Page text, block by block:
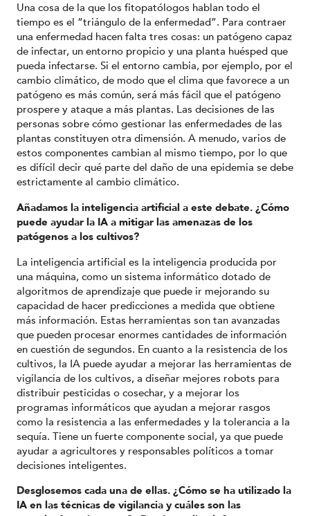
Una cosa de la que los fitopatólogos hablan todo el
tiempo es el “triángulo de la enfermedad”. Para contraer
una enfermedad hacen falta tres cosas: un patógeno capaz
de infectar, un entorno propicio y una planta huésped que
pueda infectarse. Si el entorno cambia, por ejemplo, por el
cambio climático, de modo que el clima que favorece a un
patógeno es más común, será más fácil que el patógeno
prospere y ataque a más plantas. Las decisiones de las
personas sobre cómo gestionar las enfermedades de las
plantas constituyen otra dimensión. A menudo, varios de
estos componentes cambian al mismo tiempo, por lo que
es difícil decir qué parte del daño de una epidemia se debe
estrictamente al cambio climático.
Añadamos la inteligencia artificial a este debate. ¿Cómo
puede ayudar la IA a mitigar las amenazas de los
patógenos a los cultivos?
La inteligencia artificial es la inteligencia producida por
una máquina, como un sistema informático dotado de
algoritmos de aprendizaje que puede ir mejorando su
capacidad de hacer predicciones a medida que obtiene
más información. Estas herramientas son tan avanzadas
que pueden procesar enormes cantidades de información
en cuestión de segundos. En cuanto a la resistencia de los
cultivos, la IA puede ayudar a mejorar las herramientas de
vigilancia de los cultivos, a diseñar mejores robots para
distribuir pesticidas o cosechar, y a mejorar los
programas informáticos que ayudan a mejorar rasgos
como la resistencia a las enfermedades y la tolerancia a la
sequía. Tiene un fuerte componente social, ya que puede
ayudar a agricultores y responsables políticos a tomar
decisiones inteligentes.
Desglosemos cada una de ellas. ¿Cómo se ha utilizado la
IA en las técnicas de vigilancia y cuáles son las